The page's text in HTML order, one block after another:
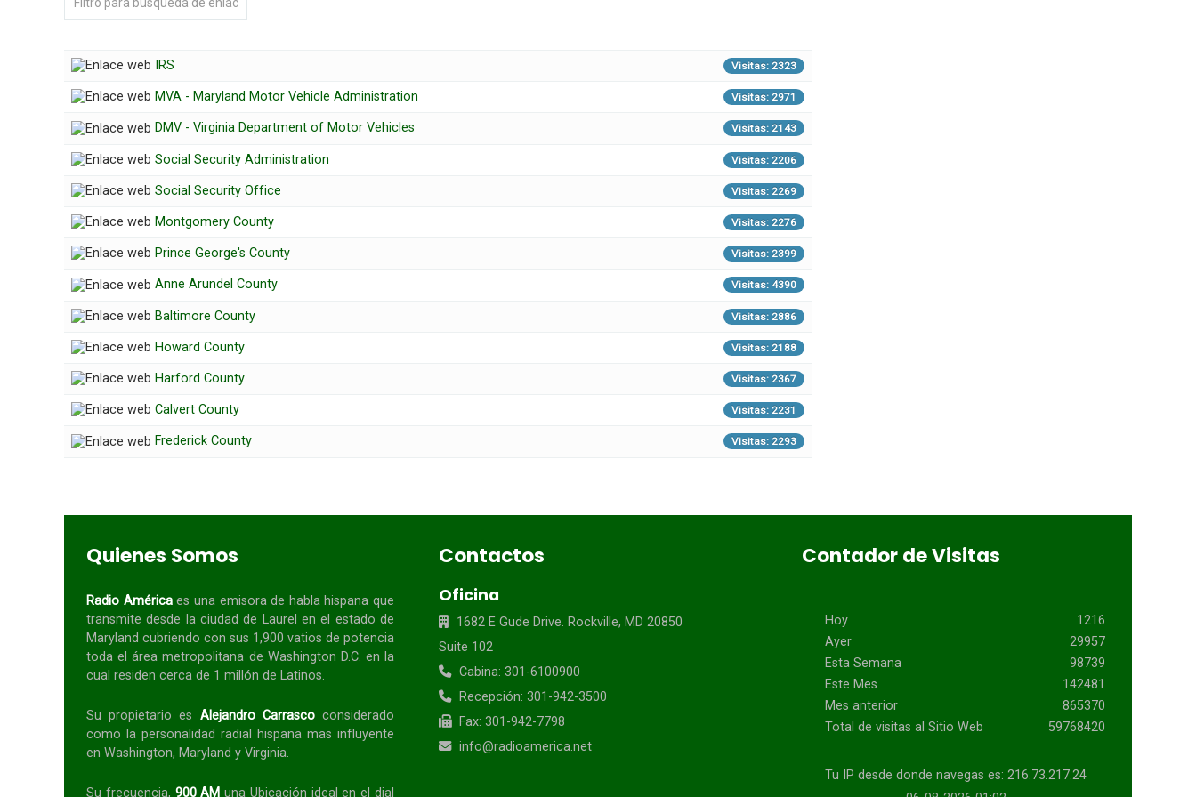
Visitas: 2323
IRS
Visitas: 2971
MVA - Maryland Motor Vehicle Administration
Visitas: 2143
DMV - Virginia Department of Motor Vehicles
Visitas: 2206
Social Security Administration
Visitas: 2269
Social Security Office
Visitas: 2276
Montgomery County
Visitas: 2399
Prince George's County
Visitas: 4390
Anne Arundel County
Visitas: 2886
Baltimore County
Visitas: 2188
Howard County
Visitas: 2367
Harford County
Visitas: 2231
Calvert County
Visitas: 2293
Frederick County
Quienes Somos
Radio Américaes una emisora de habla hispana que
transmite desde la ciudad de Laurel en el estado de
Maryland cubriendo con sus 1,900 vatios de potencia
toda el área metropolitana de Washington D.C. en la
cual residen cerca de 1 millón de Latinos.
Su propietario es Alejandro Carrascoconsiderado
como la personalidad radial
hispana mas influyente
en Washington, Maryland y Virginia.
Su frecuencia, 900 AM una Ubicación ideal en el dial
Contactos
Oficina
1682 E Gude Drive. Rockville, MD 20850
Suite 102
Cabina: 301-6100900
Recepción: 301-942-3500
Fax: 301-942-7798
info@radioamerica.net
Contador de Visitas
Hoy
Ayer
Esta Semana
Este Mes
Mes anterior
Total de visitas al Sitio Web
1216
29957
98739
142481
865370
59768420
Tu IP desde donde navegas es: 216.73.217.24